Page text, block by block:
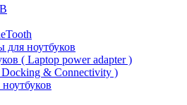
для ноутбуков
( Laptop power adapter )
& Connectivity )